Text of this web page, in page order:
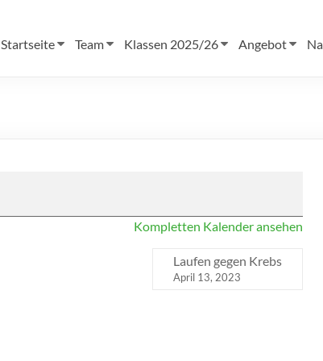
Startseite Team Klassen 2025/26 Angebot
Kompletten Kalender ansehen
Laufen gegen Krebs
April 13, 2023